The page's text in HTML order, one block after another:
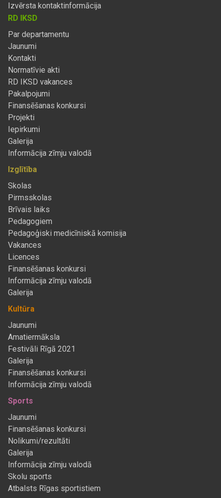
Izvērsta kontaktinformācija
RD IKSD
Par departamentu
Jaunumi
Kontakti
Normatīvie akti
RD IKSD vakances
Pakalpojumi
Finansēšanas konkursi
Projekti
Iepirkumi
Galerija
Informācija zīmju valodā
Izglītība
Skolas
Pirmsskolas
Brīvais laiks
Pedagogiem
Pedagoģiski medicīniskā komisija
Vakances
Licences
Finansēšanas konkursi
Informācija zīmju valodā
Galerija
Kultūra
Jaunumi
Amatiermāksla
Festivāli Rīgā 2021
Galerija
Finansēšanas konkursi
Informācija zīmju valodā
Sports
Jaunumi
Finansēšanas konkursi
Nolikumi/rezultāti
Galerija
Informācija zīmju valodā
Skolu sports
Atbalsts Rīgas sportistiem